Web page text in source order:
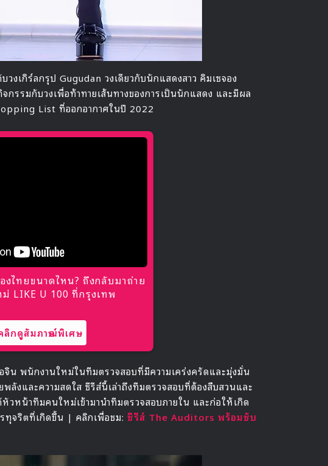
วงเกิร์ลกรุป Gugudan วงเดียวกับนักแสดงสาว คิมเซจอง
รรมกับวงเพื่อท้าทายเส้นทางของการเป็นนักแสดง และมีผล
List ที่ออกอากาศในปี 2022
งไทยขนาดไหน? ถึงกลับมาถ่าย
ม่ LIKE U 100 ที่กรุงเทพ
กดูสัมภาษณ์พิเศษ
น พนักงานใหม่ในทีมตรวจสอบที่มีความเคร่งครัดและมุ่งมั่น
ลังและความสดใส ซีรีส์นี้เล่าถึงทีมตรวจสอบที่ต้องสืบสวนและ
หน้าทีมคนใหม่เข้ามานำทีมตรวจสอบภายใน และก่อให้เกิด
ทุจริตที่เกิดขึ้น | คลิกเพื่อชม: ซีรีส์ The Auditors พร้อมซับ